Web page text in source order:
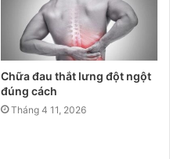
Chữa đau thắt lưng đột ngột
đúng cách
Tháng 4 11, 2026